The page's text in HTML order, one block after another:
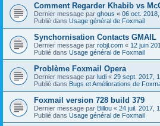
Comment Regarder Khabib vs
Dernier message par ghous « 06 oct.
Publié dans Usage général de Foxmail
Synchornisation Contacts GMAIL
Dernier message par robjl.com « 12 juin
Publié dans Usage général de Foxmail
Problème Foxmail Opera
Dernier message par ludi « 29 sept. 2017,
Publié dans Bugs et Améliorations de
Foxmail version 728 build 379
Dernier message par Billou « 24 juil. 2017,
Publié dans Usage général de Foxmail